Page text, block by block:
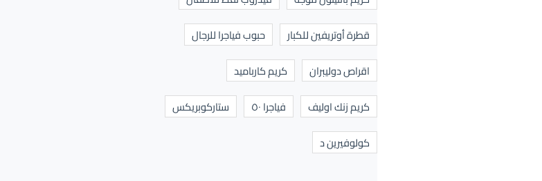
قطرة أوتريفين للكبار
حبوب فياجرا للرجال
اقراص دوليبران
كريم كارباميد
كريم زنك اوليف
فياجرا ٥٠
ستاركوبريكس
كولوفيرين د